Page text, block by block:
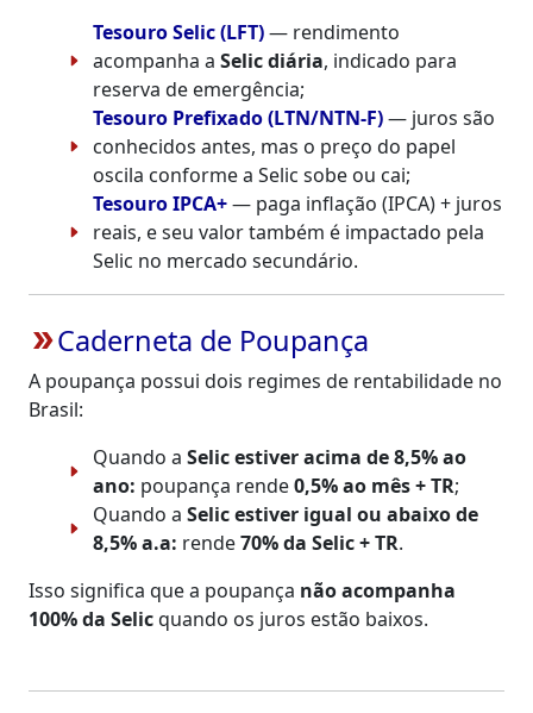
Tesouro Selic (LFT)— rendimento
acompanha a Selic diária, indicado para
reserva de emergência;
Tesouro Prefixado (LTN/NTN-F)— juros são
conhecidos antes, mas o preço do papel
oscila conforme a Selic sobe ou cai;
Tesouro IPCA+— paga inflação (IPCA) + juros
reais, e seu valor também é impactado pela
Selic no mercado secundário.
double_arrowCaderneta de Poupança
A poupança possui dois regimes de rentabilidade no
Brasil:
Quando a Selic estiver acima de 8,5% ao
ano: poupança rende0,5% ao mês + TR;
Quando a Selic estiver igual ou abaixo de
8,5% a.a: rende70% da Selic + TR.
Isso significa que a poupança não acompanha
100% da Selicquando os juros estão baixos.